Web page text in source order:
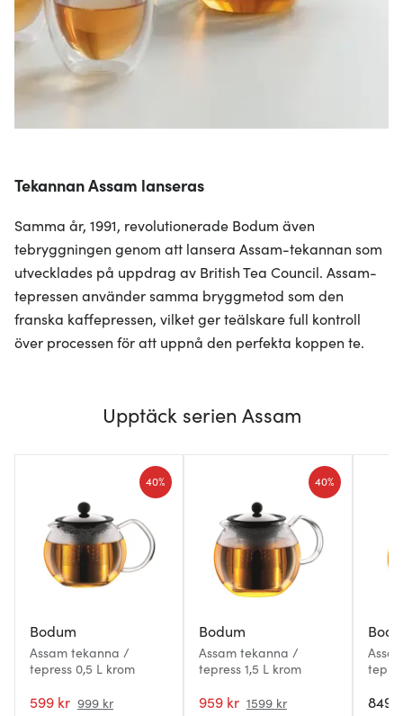
Tekannan Assam lanseras
Samma år, 1991, revolutionerade Bodum även
tebryggningen genom att lansera Assam-tekannan som
utvecklades på uppdrag av British Tea Council. Assam-
tepressen använder samma bryggmetod som den
franska kaffepressen, vilket ger teälskare full kontroll
över processen för att uppnå den perfekta koppen te.
Upptäck serien Assam
Bodum
Assam tekanna /
tepress 0,5 L krom
599 kr 999 kr
40%
Bodum
Assam tekanna /
tepress 1,5 L krom
959 kr 1599 kr
40%
849